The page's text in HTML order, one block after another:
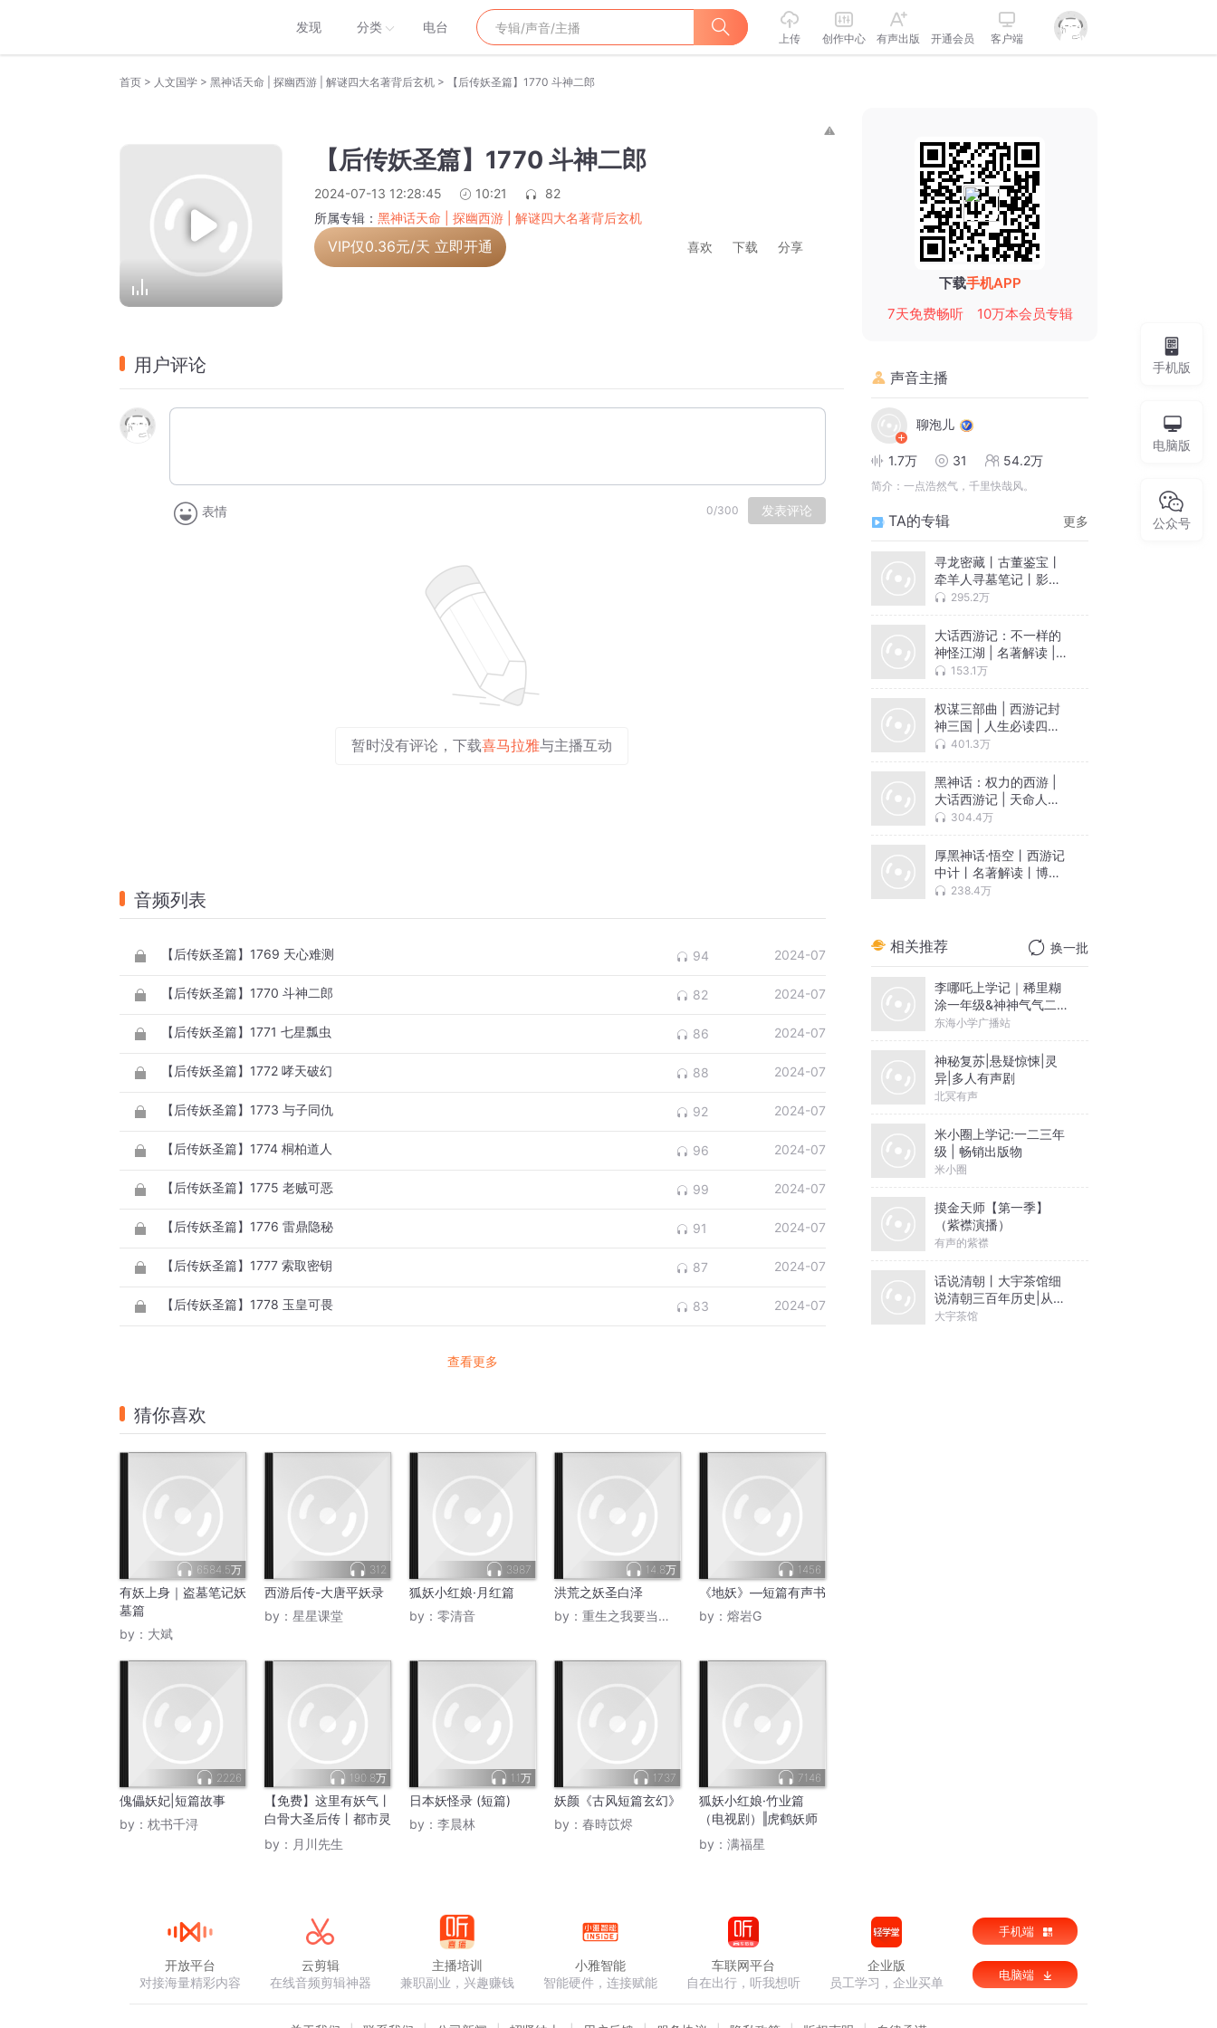
发现 分类 电台
上传 创作中心 有声出版 开通会员 客户端
首页 > 人文国学 > 黑神话天命 | 探幽西游 | 解谜四大名著背后玄机 > 【后传妖圣篇】1770 斗神二郎
【后传妖圣篇】1770 斗神二郎
2024-07-13 12:28:45 10:21
82
所属专辑： 黑神话天命 | 探幽西游 | 解谜四大名著背后玄机
VIP仅0.36元/天 立即开通 喜欢 下载 分享
用户评论
表情 0/300 发表评论
暂时没有评论，下载喜马拉雅与主播互动
音频列表
【后传妖圣篇】1769 天心难测 94 2024-07
【后传妖圣篇】1770 斗神二郎 82 2024-07
【后传妖圣篇】1771 七星瓢虫 86 2024-07
【后传妖圣篇】1772 哮天破幻 88 2024-07
【后传妖圣篇】1773 与子同仇 92 2024-07
【后传妖圣篇】1774 桐柏道人 96 2024-07
【后传妖圣篇】1775 老贼可恶 99 2024-07
【后传妖圣篇】1776 雷鼎隐秘 91 2024-07
【后传妖圣篇】1777 索取密钥 87 2024-07
【后传妖圣篇】1778 玉皇可畏 83 2024-07
查看更多
猜你喜欢
6584.5万
有妖上身｜盗墓笔记妖
墓篇
by： 大斌
312
西游后传-大唐平妖录
by： 星星课堂
3987
狐妖小红娘·月红篇
by： 零清音
14.8万
洪荒之妖圣白泽
by： 重生之我要当有钱人
1456
《地妖》—短篇有声书
by： 熔岩G
2226
傀儡妖妃|短篇故事
by： 枕书千浔
190.8万
【免费】这里有妖气丨
白骨大圣后传丨都市灵
异捉鬼
by： 月川先生
1.1万
日本妖怪录 (短篇)
by： 李晨林
1737
妖颜《古风短篇玄幻》
by： 春時苡烬
7146
狐妖小红娘·竹业篇
（电视剧）‖虎鹤妖师
录
by： 满福星
下载手机APP
7天免费畅听
10万本会员专辑
声音主播
聊泡儿
1.7万 31 54.2万
简介： 一点浩然气，千里快哉风。
TA的专辑 更多
寻龙密藏丨古董鉴宝丨
牵羊人寻墓笔记丨影视
同名295.2万
大话西游记：不一样的
神怪江湖 | 名著解读 |
人情世故 | 职场潜规则 |
153.1万
权谋三部曲 | 西游记封
神三国 | 人生必读四大
名著新解
401.3万
黑神话：权力的西游 |
大话西游记 | 天命人传
说 304.4万
厚黑神话·悟空丨西游记
中计丨名著解读丨博弈
人生238.4万
相关推荐 换一批
李哪吒上学记｜稀里糊
涂一年级&神神气气二年
级
东海小学广播站
神秘复苏|悬疑惊悚|灵
异|多人有声剧
北冥有声
米小圈上学记:一二三年
级 | 畅销出版物
米小圈
摸金天师【第一季】
（紫襟演播）
有声的紫襟
话说清朝丨大宇茶馆细
说清朝三百年历史|从努
尔哈赤到末代皇帝溥仪|
大宇茶馆
手机版
电脑版
公众号
开放平台
对接海量精彩内容
云剪辑
在线音频剪辑神器
主播培训
兼职副业，兴趣赚钱
小雅智能
智能硬件，连接赋能
车联网平台
自在出行，听我想听
企业版
员工学习，企业买单
手机端
电脑端